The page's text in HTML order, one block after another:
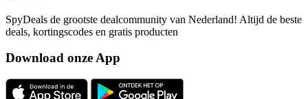
SpyDeals de grootste dealcommunity van Nederland! Altijd de beste
deals, kortingscodes en gratis producten
Download onze App